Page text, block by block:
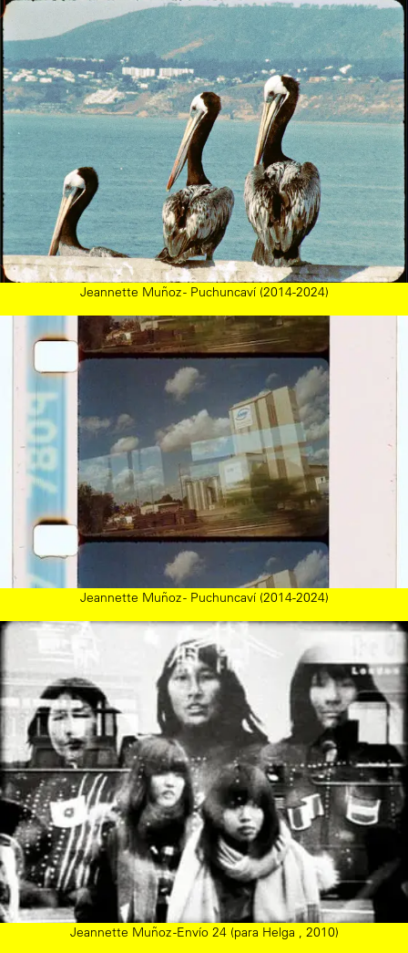
Jeannette Muñoz - Puchuncaví (2014-2024)
Jeannette Muñoz - Puchuncaví (2014-2024)
Jeannette Muñoz -Envío 24 (para Helga , 2010)